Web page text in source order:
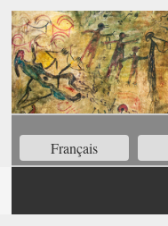
Français